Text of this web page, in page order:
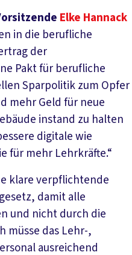
Elke Hannack
in die berufliche
der
Pakt für berufliche
Sparpolitik zum Opfer
mehr Geld für neue
instand zu halten
digitale wie
für mehr Lehrkräfte.“
klare verpflichtende
damit alle
und nicht durch die
müsse das Lehr-,
ausreichend